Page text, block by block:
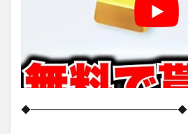
◆━━━━━━━━━━━━━━━◆